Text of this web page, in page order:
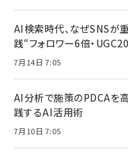
AI検索時代、なぜSNSが
践“フォロワー6倍・
7月14日 7:05
AI分析で施策のPDCAを
践するAI活用術
7月10日 7:05